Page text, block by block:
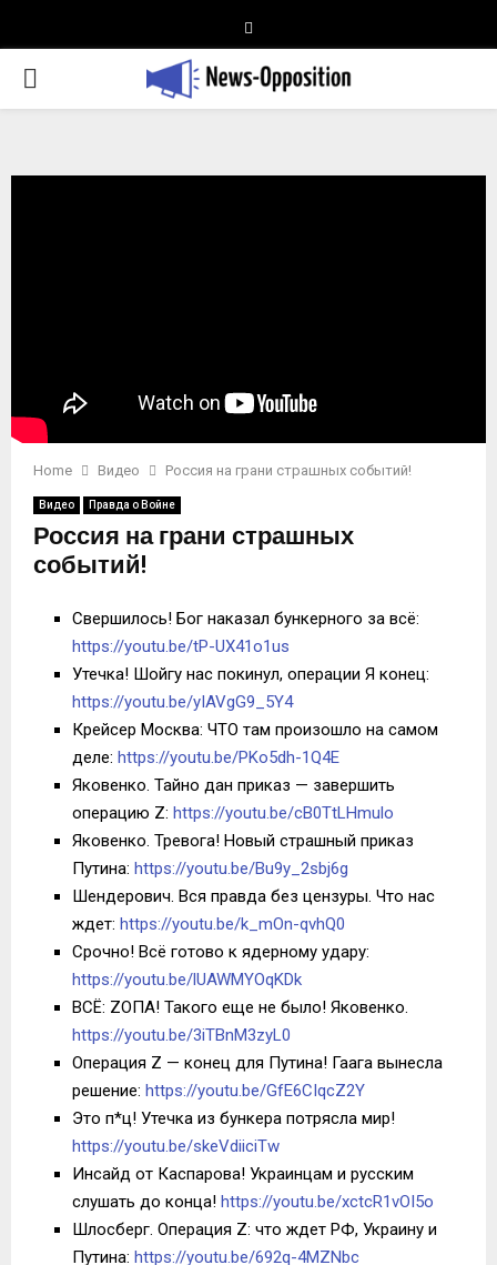
PRIMARY
Home Видео Россия на грани страшных событий!
Видео Правда о Войне
Россия на грани страшных
событий!
Свершилось! Бог наказал бункерного за всё:
https://youtu.be/tP-UX41o1us
Утечка! Шойгу нас покинул, операции Я конец:
https://youtu.be/yIAVgG9_5Y4
Крейсер Москва: ЧТО там произошло на самом
деле: https://youtu.be/PKo5dh-1Q4E
Яковенко. Тайно дан приказ — завершить
операцию Z: https://youtu.be/cB0TtLHmulo
Яковенко. Тревога! Новый страшный приказ
Путина: https://youtu.be/Bu9y_2sbj6g
Шендерович. Вся правда без цензуры. Что нас
ждет: https://youtu.be/k_mOn-qvhQ0
Срочно! Всё готово к ядерному удару:
https://youtu.be/lUAWMYOqKDk
ВСЁ: ZОПА! Такого еще не было! Яковенко.
https://youtu.be/3iTBnM3zyL0
Операция Z — конец для Путина! Гаага вынесла
решение: https://youtu.be/GfE6CIqcZ2Y
Это п*ц! Утечка из бункера потрясла мир!
https://youtu.be/skeVdiiciTw
Инсайд от Каспарова! Украинцам и русским
слушать до конца! https://youtu.be/xctcR1vOI5o
Шлосберг. Операция Z: что ждет РФ, Украину и
Путина: https://youtu.be/692q-4MZNbc